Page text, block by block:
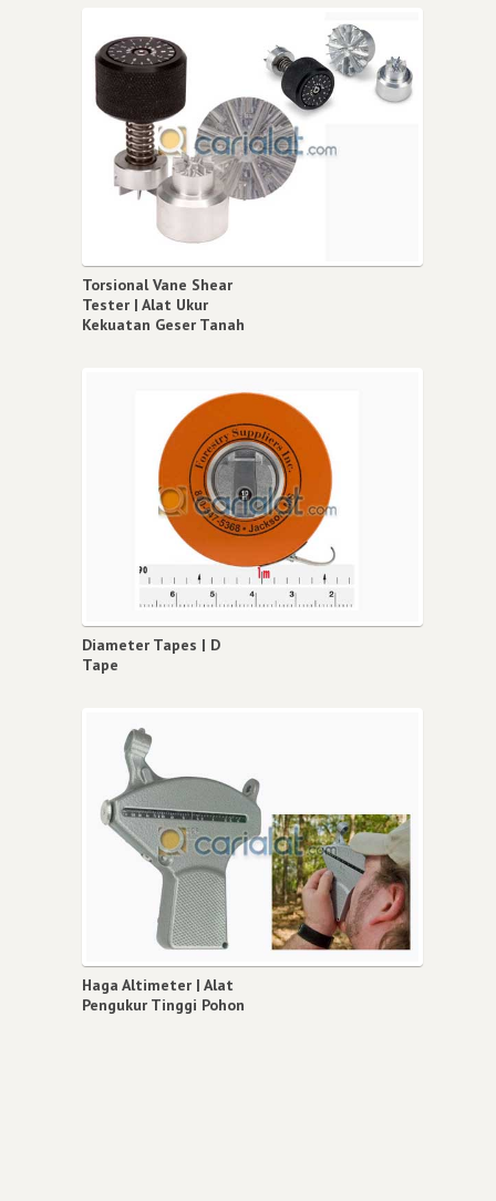
Torsional Vane Shear
Tester | Alat Ukur
Kekuatan Geser Tanah
Diameter Tapes | D
Tape
Haga Altimeter | Alat
Pengukur Tinggi Pohon